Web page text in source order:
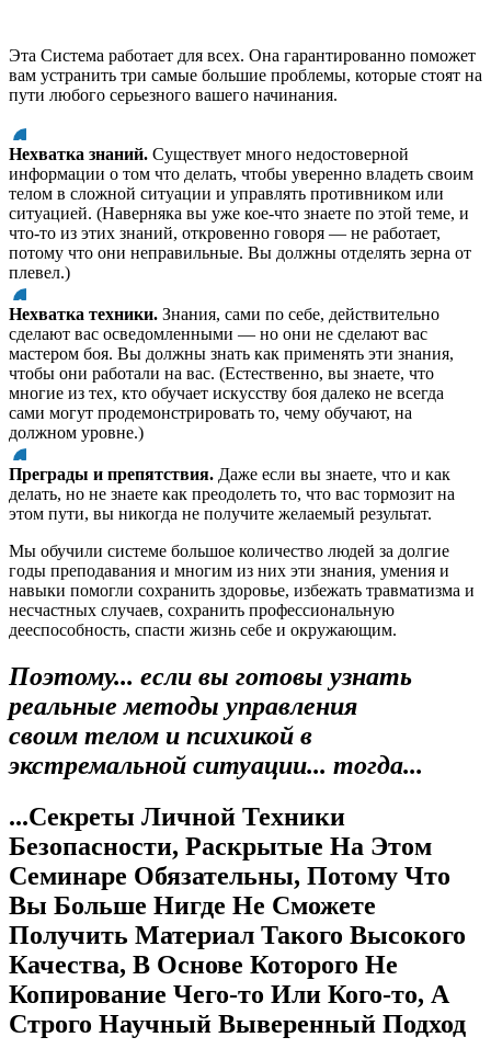
Эта Система работает для всех. Она гарантированно поможет
вам устранить три самые большие проблемы, которые стоят на
пути любого серьезного вашего начинания.
Нехватка знаний. Существует много недостоверной
информации о том что делать, чтобы уверенно владеть своим
телом в сложной ситуации и управлять противником или
ситуацией. (Наверняка вы уже кое-что знаете по этой теме, и
что-то из этих знаний, откровенно говоря — не работает,
потому что они неправильные. Вы должны отделять зерна от
плевел.)
Нехватка техники. Знания, сами по себе, действительно
сделают вас осведомленными — но они не сделают вас
мастером боя. Вы должны знать как применять эти знания,
чтобы они работали на вас. (Естественно, вы знаете, что
многие из тех, кто обучает искусству боя далеко не всегда
сами могут продемонстрировать то, чему обучают, на
должном уровне.)
Преграды и препятствия. Даже если вы знаете, что и как
делать, но не знаете как преодолеть то, что вас тормозит на
этом пути, вы никогда не получите желаемый результат.
Мы обучили системе большое количество людей за долгие
годы преподавания и многим из них эти знания, умения и
навыки помогли сохранить здоровье, избежать травматизма и
несчастных случаев, сохранить профессиональную
дееспособность, спасти жизнь себе и окружающим.
Поэтому... если вы готовы узнать
реальные методы управления
своим телом и психикой в
экстремальной ситуации... тогда...
...Секреты Личной Техники
Безопасности, Раскрытые На Этом
Семинаре Обязательны, Потому Что
Вы Больше Нигде Не Сможете
Получить Материал Такого Высокого
Качества, В Основе Которого Не
Копирование Чего-то Или Кого-то, А
Строго Научный Выверенный Подход